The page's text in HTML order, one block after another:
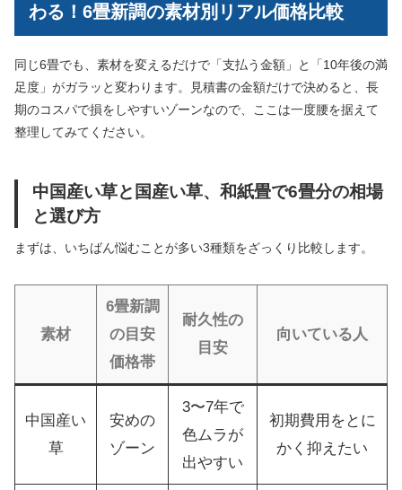
わる！6畳新調の素材別リアル価格比較
同じ6畳でも、素材を変えるだけで「支払う金額」と「10年後の満
足度」がガラッと変わります。見積書の金額だけで決めると、長
期のコスパで損をしやすいゾーンなので、ここは一度腰を据えて
整理してみてください。
中国産い草と国産い草、和紙畳で6畳分の相場
と選び方
まずは、いちばん悩むことが多い3種類をざっくり比較します。
素材
6畳新調
の目安
価格帯
耐久性の
目安
向いている人
中国産い
草
安めの
ゾーン
3〜7年で
色ムラが
出やすい
初期費用をとに
かく抑えたい